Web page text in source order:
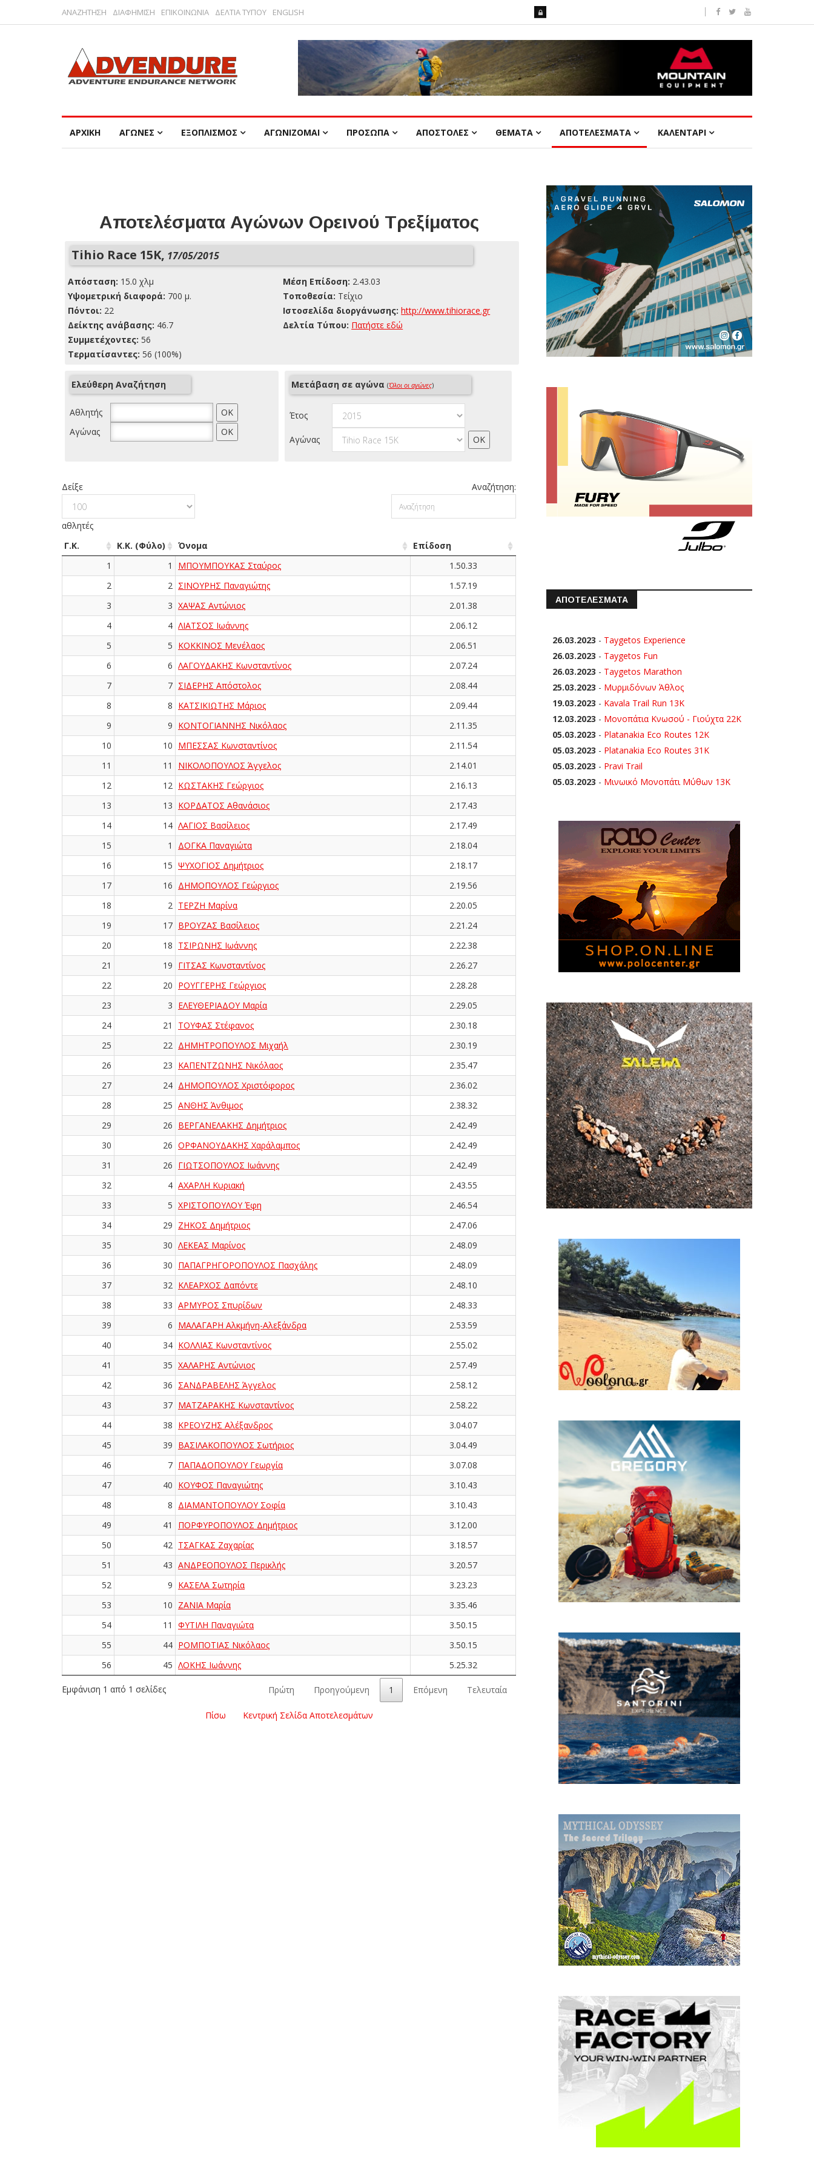
ΑΝΑΖΗΤΗΣΗ ΔΙΑΦΗΜΙΣΗ ΕΠΙΚΟΙΝΩΝΙΑ ΔΕΛΤΙΑ ΤΥΠΟΥ ENGLISH
ΑΡΧΙΚΗ ΑΓΩΝΕΣ ΕΞΟΠΛΙΣΜΟΣ ΑΓΩΝΙΖΟΜΑΙ ΠΡΟΣΩΠΑ ΑΠΟΣΤΟΛΕΣ ΘΕΜΑΤΑ ΑΠΟΤΕΛΕΣΜΑΤΑ ΚΑΛΕΝΤΑΡΙ
Αποτελέσματα Αγώνων Ορεινού Τρεξίματος
Tihio Race 15K, 17/05/2015
Απόσταση: 15.0 χλμ
Yψομετρική διαφορά: 700 μ.
Πόντοι: 22
Δείκτης ανάβασης: 46.7
Συμμετέχοντες: 56
Τερματίσαντες: 56 (100%)
Μέση Επίδοση: 2.43.03
Τοποθεσία: Τείχιο
Ιστοσελίδα διοργάνωσης: http://www.tihiorace.gr
Δελτία Τύπου: Πατήστε εδώ
Ελεύθερη Αναζήτηση
Αθλητής
Αγώνας
Μετάβαση σε αγώνα (Όλοι οι αγώνες)
Έτος
Αγώνας
Δείξε
αθλητές
Αναζήτηση:
Γ.Κ. Κ.Κ. (Φύλο) Όνομα
Επίδοση
1
1 ΜΠΟΥΜΠΟΥΚΑΣ Σταύρος
1.50.33
2
2 ΣΙΝΟΥΡΗΣ Παναγιώτης
1.57.19
3
3 ΧΑΨΑΣ Αντώνιος
2.01.38
4
4 ΛΙΑΤΣΟΣ Ιωάννης
2.06.12
5
5 ΚΟΚΚΙΝΟΣ Μενέλαος
2.06.51
6
6 ΛΑΓΟΥΔΑΚΗΣ Κωνσταντίνος
2.07.24
7
7 ΣΙΔΕΡΗΣ Απόστολος
2.08.44
8
8 ΚΑΤΣΙΚΙΩΤΗΣ Μάριος
2.09.44
9
9 ΚΟΝΤΟΓΙΑΝΝΗΣ Νικόλαος
2.11.35
10
10 ΜΠΕΣΣΑΣ Κωνσταντίνος
2.11.54
11
11 ΝΙΚΟΛΟΠΟΥΛΟΣ Άγγελος
2.14.01
12
12 ΚΩΣΤΑΚΗΣ Γεώργιος
2.16.13
13
13 ΚΟΡΔΑΤΟΣ Αθανάσιος
2.17.43
14
14 ΛΑΓΙΟΣ Βασίλειος
2.17.49
15
1 ΔΟΓΚΑ Παναγιώτα
2.18.04
16
15 ΨΥΧΟΓΙΟΣ Δημήτριος
2.18.17
17
16 ΔΗΜΟΠΟΥΛΟΣ Γεώργιος
2.19.56
18
2 ΤΕΡΖΗ Μαρίνα
2.20.05
19
17 ΒΡΟΥΖΑΣ Βασίλειος
2.21.24
20
18 ΤΣΙΡΩΝΗΣ Ιωάννης
2.22.38
21
19 ΓΙΤΣΑΣ Κωνσταντίνος
2.26.27
22
20 ΡΟΥΓΓΕΡΗΣ Γεώργιος
2.28.28
23
3 ΕΛΕΥΘΕΡΙΑΔΟΥ Μαρία
2.29.05
24
21 ΤΟΥΦΑΣ Στέφανος
2.30.18
25
22 ΔΗΜΗΤΡΟΠΟΥΛΟΣ Μιχαήλ
2.30.19
26
23 ΚΑΠΕΝΤΖΩΝΗΣ Νικόλαος
2.35.47
27
24 ΔΗΜΟΠΟΥΛΟΣ Χριστόφορος
2.36.02
28
25 ΑΝΘΗΣ Άνθιμος
2.38.32
29
26 ΒΕΡΓΑΝΕΛΑΚΗΣ Δημήτριος
2.42.49
30
26 ΟΡΦΑΝΟΥΔΑΚΗΣ Χαράλαμπος
2.42.49
31
26 ΓΙΩΤΣΟΠΟΥΛΟΣ Ιωάννης
2.42.49
32
4 ΑΧΑΡΛΗ Κυριακή
2.43.55
33
5 ΧΡΙΣΤΟΠΟΥΛΟΥ Έφη
2.46.54
34
29 ΖΗΚΟΣ Δημήτριος
2.47.06
35
30 ΛΕΚΕΑΣ Μαρίνος
2.48.09
36
30 ΠΑΠΑΓΡΗΓΟΡΟΠΟΥΛΟΣ Πασχάλης
2.48.09
37
32 ΚΛΕΑΡΧΟΣ Δαπόντε
2.48.10
38
33 ΑΡΜΥΡΟΣ Σπυρίδων
2.48.33
39
6 ΜΑΛΑΓΑΡΗ Αλκμήνη-Αλεξάνδρα
2.53.59
40
34 ΚΟΛΛΙΑΣ Κωνσταντίνος
2.55.02
41
35 ΧΑΛΑΡΗΣ Αντώνιος
2.57.49
42
36 ΣΑΝΔΡΑΒΕΛΗΣ Άγγελος
2.58.12
43
37 ΜΑΤΖΑΡΑΚΗΣ Κωνσταντίνος
2.58.22
44
38 ΚΡΕΟΥΖΗΣ Αλέξανδρος
3.04.07
45
39 ΒΑΣΙΛΑΚΟΠΟΥΛΟΣ Σωτήριος
3.04.49
46
7 ΠΑΠΑΔΟΠΟΥΛΟΥ Γεωργία
3.07.08
47
40 ΚΟΥΦΟΣ Παναγιώτης
3.10.43
48
8 ΔΙΑΜΑΝΤΟΠΟΥΛΟΥ Σοφία
3.10.43
49
41 ΠΟΡΦΥΡΟΠΟΥΛΟΣ Δημήτριος
3.12.00
50
42 ΤΣΑΓΚΑΣ Ζαχαρίας
3.18.57
51
43 ΑΝΔΡΕΟΠΟΥΛΟΣ Περικλής
3.20.57
52
9 ΚΑΣΕΛΑ Σωτηρία
3.23.23
53
10 ΖΑΝΙΑ Μαρία
3.35.46
54
11 ΦΥΤΙΛΗ Παναγιώτα
3.50.15
55
44 ΡΟΜΠΟΤΙΑΣ Νικόλαος
3.50.15
56
45 ΛΟΚΗΣ Ιωάννης 5.25.32
Εμφάνιση 1 από 1 σελίδες Πρώτη Προηγούμενη 1 Επόμενη Τελευταία
Πίσω Κεντρική Σελίδα Αποτελεσμάτων
ΑΠΟΤΕΛΕΣΜΑΤΑ
26.03.2023 - Taygetos Experience
26.03.2023 - Taygetos Fun
26.03.2023 - Taygetos Marathon
25.03.2023 - Μυρμιδόνων Άθλος
19.03.2023 - Kavala Trail Run 13K
12.03.2023 - Μονοπάτια Κνωσού - Γιούχτα 22Κ
05.03.2023 - Platanakia Eco Routes 12K
05.03.2023 - Platanakia Eco Routes 31K
05.03.2023 - Pravi Trail
05.03.2023 - Μινωικό Μονοπάτι Μύθων 13Κ